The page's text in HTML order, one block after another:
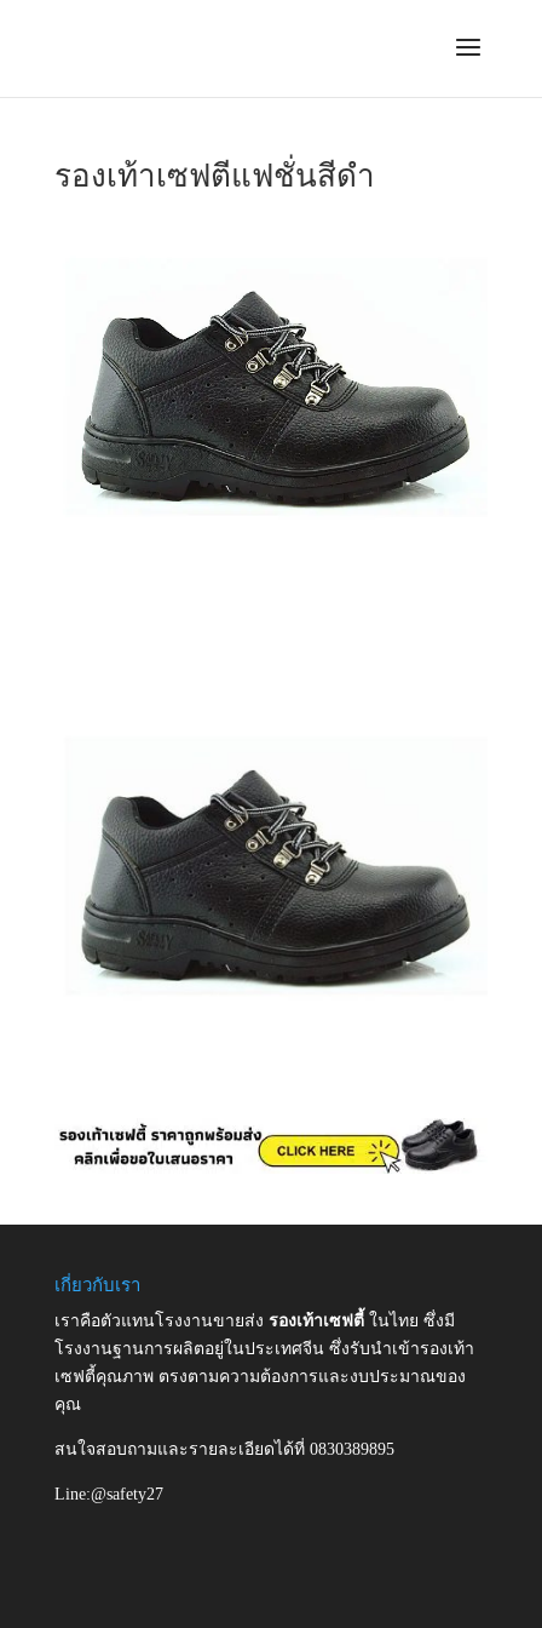
รองเท้าเซฟตีแฟชั่นสีดำ
เกี่ยวกับเรา
เราคือตัวแทนโรงงานขายส่ง รองเท้าเซฟตี้ ในไทย ซึ่งมี
โรงงานฐานการผลิตอยู่ในประเทศจีน ซึ่งรับนำเข้ารองเท้า
เซฟตี้คุณภาพ ตรงตามความต้องการและงบประมาณของ
คุณ
สนใจสอบถามและรายละเอียดได้ที่ 0830389895
Line:@safety27